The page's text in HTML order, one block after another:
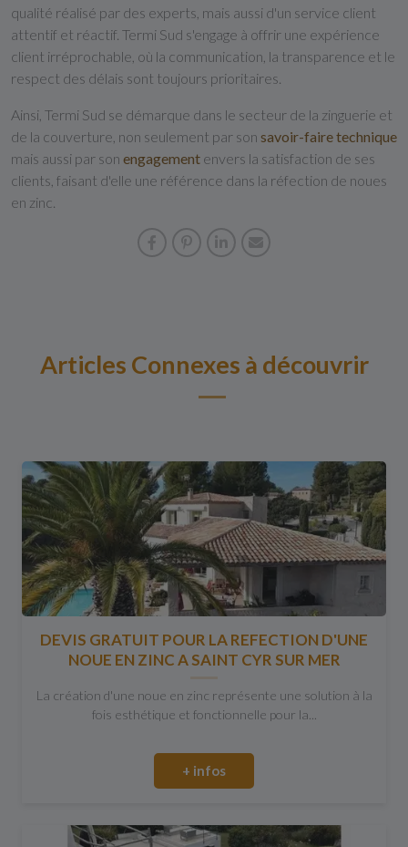
qualité réalisé par des experts, mais aussi d'un service client
attentif et réactif. Termi Sud s'engage à offrir une expérience
client irréprochable, où la communication, la transparence et le
respect des délais sont toujours prioritaires.
Ainsi, Termi Sud se démarque dans le secteur de la zinguerie et
de la couverture, non seulement par son savoir-faire technique
mais aussi par son engagement envers la satisfaction de ses
clients, faisant d'elle une référence dans la réfection de noues
en zinc.
Articles Connexes à découvrir
DEVIS GRATUIT POUR LA REFECTION D'UNE
NOUE EN ZINC A SAINT CYR SUR MER
La création d'une noue en zinc représente une solution à la
fois esthétique et fonctionnelle pour la...
+ infos